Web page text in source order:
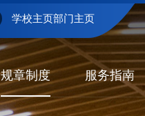
学校主页部门主页
规章制度 服务指南